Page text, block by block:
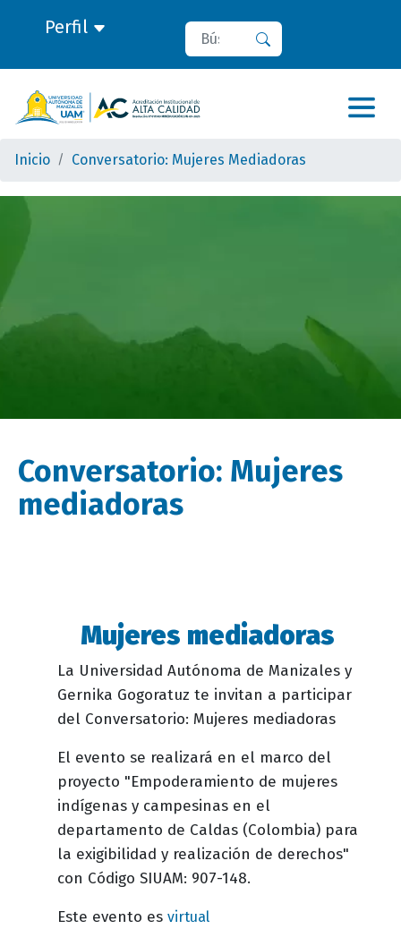
Perfil Buscar
Inicio Conversatorio: Mujeres Mediadoras
Conversatorio: Mujeres
mediadoras
Descripción
Mujeres mediadoras
La Universidad Autónoma de Manizales y
Gernika Gogoratuz te invitan a participar
del Conversatorio: Mujeres mediadoras
El evento se realizará en el marco del
proyecto "Empoderamiento de mujeres
indígenas y campesinas en el
departamento de Caldas (Colombia) para
la exigibilidad y realización de derechos"
con Código SIUAM: 907-148.
Este evento es virtual